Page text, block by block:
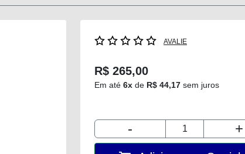
AVALIE
R$ 265,00
Em até 6x de R$ 44,17 sem juros
- +